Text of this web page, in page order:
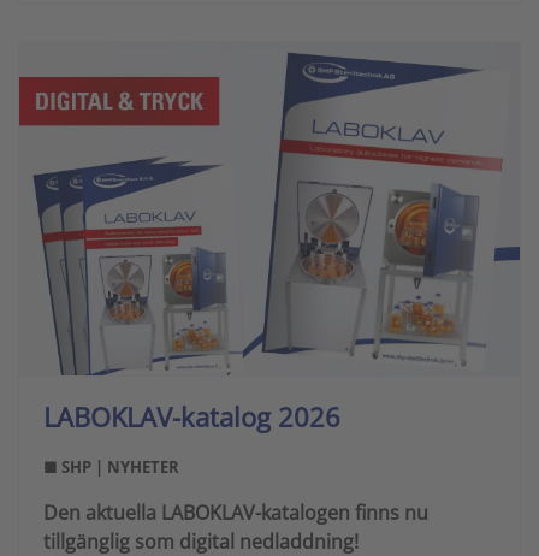
LABOKLAV-katalog 2026
■ SHP | NYHETER
Den aktuella LABOKLAV-katalogen finns nu
tillgänglig som digital nedladdning!